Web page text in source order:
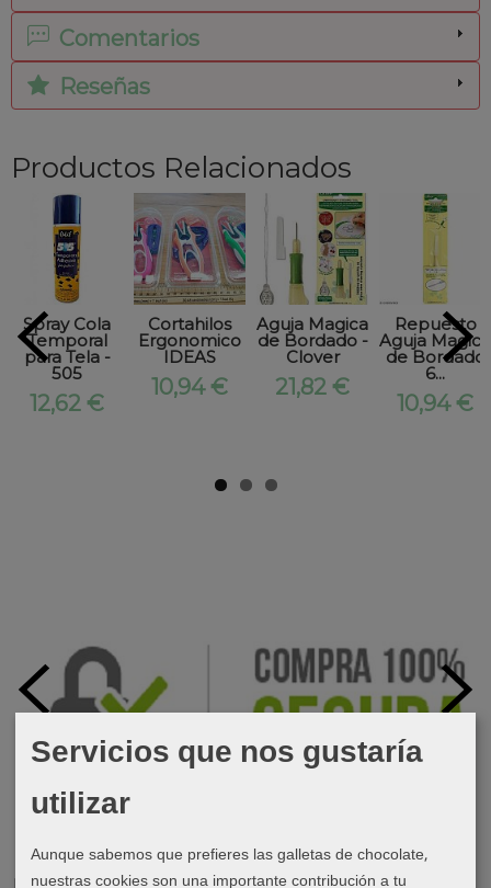
Comentarios
Reseñas
Productos Relacionados
Spray Cola
Temporal
para Tela -
505
12,62 €
Cortahilos
Ergonomico
IDEAS
10,94 €
Aguja Magica
de Bordado -
Clover
21,82 €
Repuesto
Aguja Magica
de Bordado
6...
10,94 €
Servicios que nos gustaría
utilizar
Aunque sabemos que prefieres las galletas de chocolate,
nuestras cookies son una importante contribución a tu